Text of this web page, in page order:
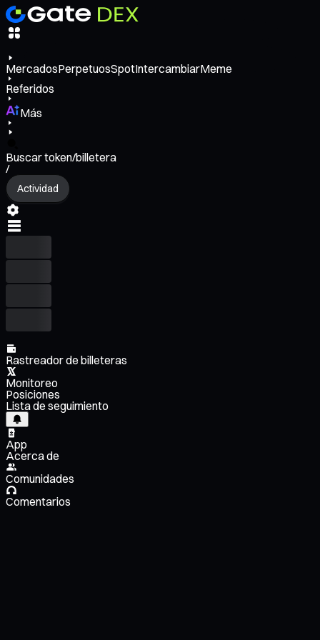
MercadosPerpetuosSpotIntercambiarMeme
Referidos
Más
Buscar token/billetera
/
Actividad
Rastreador de billeteras
Monitoreo
Posiciones
Lista de seguimiento
App
Acerca de
Comunidades
Comentarios